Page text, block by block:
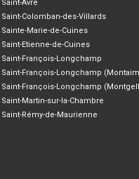
Saint-Avre
Saint-Colomban-des-Villards
Sainte-Marie-de-Cuines
Saint-Etienne-de-Cuines
Saint-François-Longchamp
Saint-François-Longchamp
Saint-François-Longchamp
Saint-Martin-sur-la-Chambre
Saint-Rémy-de-Maurienne